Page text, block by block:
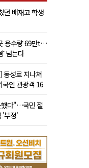
던 배재고 학생
용수량 69만t…
넘는다
동성로 지나쳐
국인 관광객 16
했다"…국민 절
'부정'